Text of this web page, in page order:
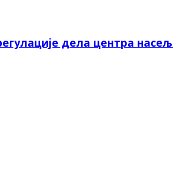
дела центра